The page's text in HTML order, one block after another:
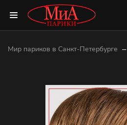
Мир париков в Санкт-Петербурге –